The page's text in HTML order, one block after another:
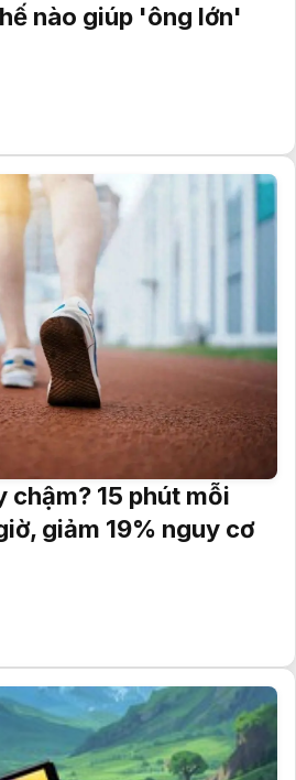
nào giúp 'ông lớn'
chậm? 15 phút mỗi
giảm 19% nguy cơ